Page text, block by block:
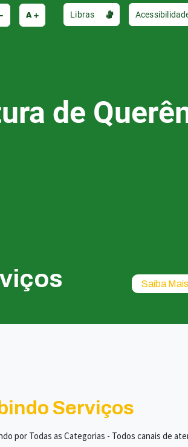
A Libras
de
Saiba Mais
Serviços
por Todas as Categorias - Todos canais de